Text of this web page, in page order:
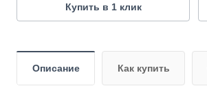
Купить в 1 клик
Описание Как купить